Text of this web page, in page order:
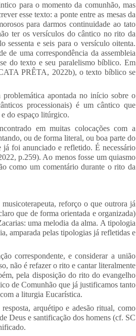
para o momento da comunhão, mas
esse texto: a ponte entre as mesas da
para darmos continuidade ao tato
ter os versículos do cântico no rito da
sessenta e seis para o versículo oitenta.
de uma correspondência da assembleia
do texto e seu paralelismo bíblico. Em
PRÊTA, 2022b), o texto bíblico se
apontada no início sobre o
processionais) é um cântico que
do espaço litúrgico.
em muitas colocações com a
ou de forma literal, ou boa parte do
foi anunciado e refletido. É necessário
p.259). Ao menos fosse um quiasmo
como um comentário durante o rito da
reforço o que outrora já
que de forma orientada e organizada)
uma melodia da alma. A tipologia
amparada pelas tipologias já refletidas e
correspondente, e considerar a união
não é refazer o rito e cantar literalmente
pela disposição do rito do evangelho
de Comunhão que já justificamos tanto
a liturgia Eucarística.
arquétipo e adesão ritual, como
Deus e santificação dos homens (cf. SC